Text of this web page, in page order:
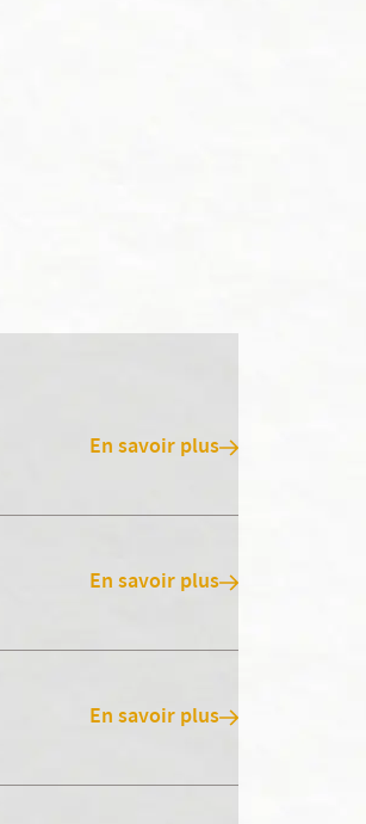
En savoir plus
En savoir plus
En savoir plus